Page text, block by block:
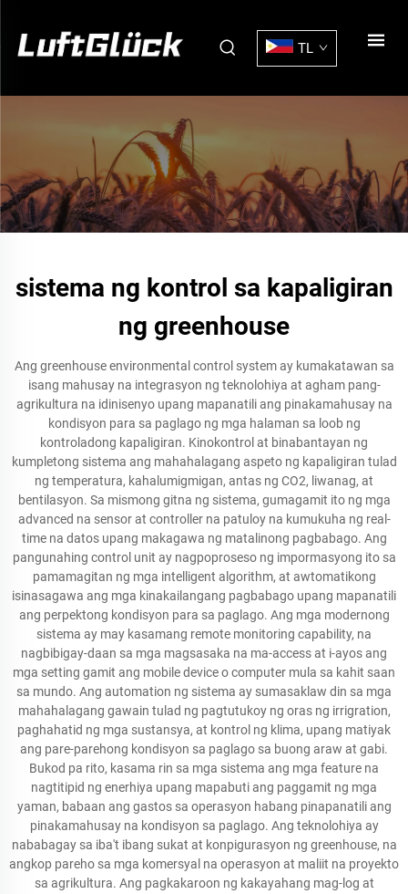
TL
sistema ng kontrol sa kapaligiran
ng greenhouse
Ang greenhouse environmental control system ay kumakatawan sa
isang mahusay na integrasyon ng teknolohiya at agham pang-
agrikultura na idinisenyo upang mapanatili ang pinakamahusay na
kondisyon para sa paglago ng mga halaman sa loob ng
kontroladong kapaligiran. Kinokontrol at binabantayan ng
kumpletong sistema ang mahahalagang aspeto ng kapaligiran tulad
ng temperatura, kahalumigmigan, antas ng CO2, liwanag, at
bentilasyon. Sa mismong gitna ng sistema, gumagamit ito ng mga
advanced na sensor at controller na patuloy na kumukuha ng real-
time na datos upang makagawa ng matalinong pagbabago. Ang
pangunahing control unit ay nagpoproseso ng impormasyong ito sa
pamamagitan ng mga intelligent algorithm, at awtomatikong
isinasagawa ang mga kinakailangang pagbabago upang mapanatili
ang perpektong kondisyon para sa paglago. Ang mga modernong
sistema ay may kasamang remote monitoring capability, na
nagbibigay-daan sa mga magsasaka na ma-access at i-ayos ang
mga setting gamit ang mobile device o computer mula sa kahit saan
sa mundo. Ang automation ng sistema ay sumasaklaw din sa mga
mahahalagang gawain tulad ng pagtutukoy ng oras ng irrigration,
paghahatid ng mga sustansya, at kontrol ng klima, upang matiyak
ang pare-parehong kondisyon sa paglago sa buong araw at gabi.
Bukod pa rito, kasama rin sa mga sistema ang mga feature na
nagtitipid ng enerhiya upang mapabuti ang paggamit ng mga
yaman, babaan ang gastos sa operasyon habang pinapanatili ang
pinakamahusay na kondisyon sa paglago. Ang teknolohiya ay
nababagay sa iba't ibang sukat at konpigurasyon ng greenhouse, na
angkop pareho sa mga komersyal na operasyon at maliit na proyekto
sa agrikultura. Ang pagkakaroon ng kakayahang mag-log at